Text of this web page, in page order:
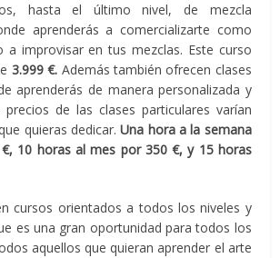
hasta el último nivel, de mezcla
aprenderás a comercializarte como
a improvisar en tus mezclas. Este curso
3.999 €. Además también ofrecen clases
aprenderás de manera personalizada y
de las clases particulares varían
quieras dedicar.Una hora a la semana
10 horas al mes por 350 €, y 15 horas
cursos orientados a todos los niveles y
es una gran oportunidad para todos los
aquellos que quieran aprender el arte